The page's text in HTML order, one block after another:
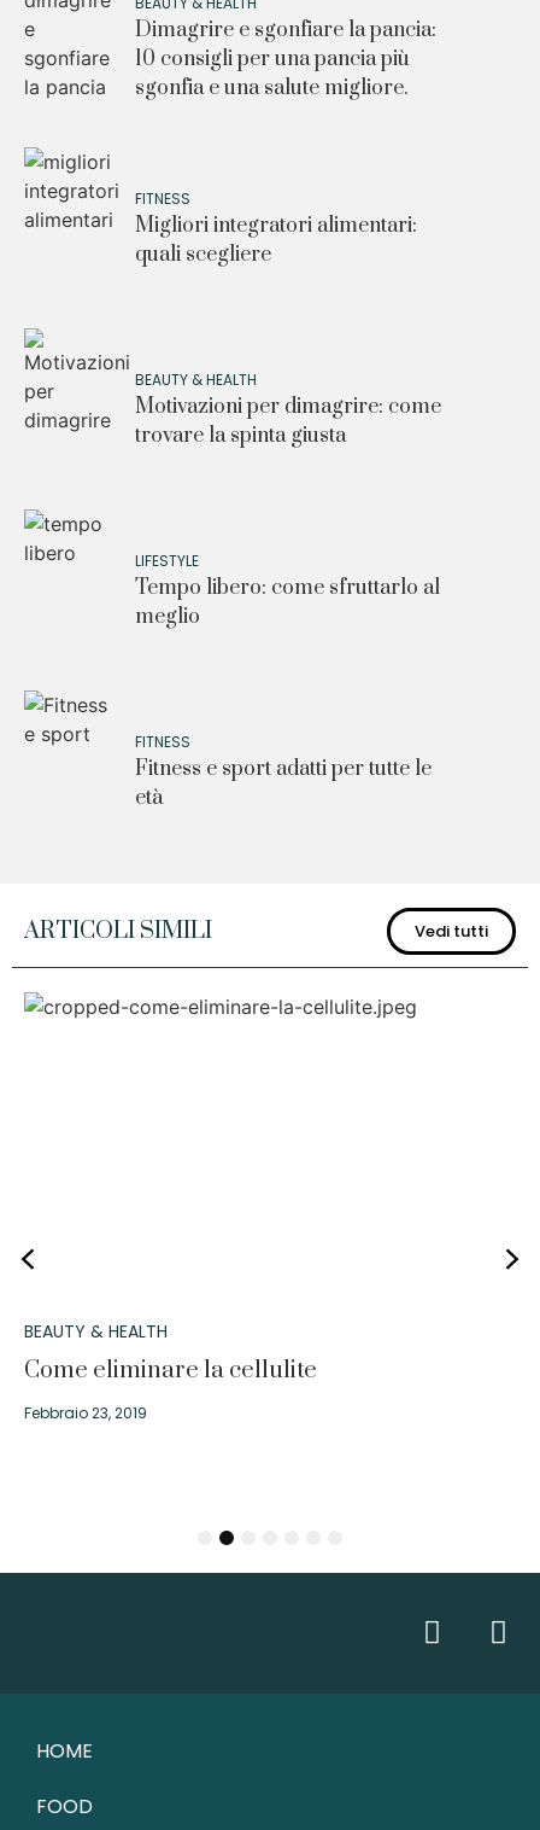
Dimagrire e sgonfiare la pancia:
10 consigli per una pancia più
sgonfia e una salute migliore.
FITNESS
Migliori integratori alimentari:
quali scegliere
BEAUTY & HEALTH
Motivazioni per dimagrire: come
trovare la spinta giusta
LIFESTYLE
Tempo libero: come sfruttarlo al
meglio
FITNESS
Fitness e sport adatti per tutte le
età
ARTICOLI SIMILI Vedi tutti
BEAUTY & HEALTH
Come eliminare la cellulite
Febbraio 23, 2019
5
HOME
FOOD